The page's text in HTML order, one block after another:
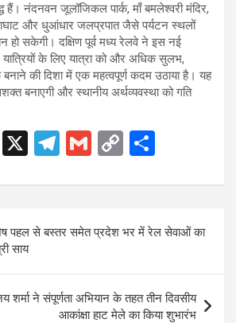
हैं। नंदनवन जूलॉजिकल पार्क, माँ बमलेश्वरी मंदिर,
और धुआंधार जलप्रपात जैसे पर्यटन स्थलों
सकेगी। दक्षिण पूर्व मध्य रेलवे ने इस नई
के लिए यात्रा को और अधिक सुलभ,
की दिशा में एक महत्वपूर्ण कदम उठाया है। यह
बनाएगी और स्थानीय अर्थव्यवस्था को गति
W X
T
e
gr
a
m
G
ail
C
py
Li
n
k
ar
पहल से बस्तर समेत प्रदेश भर में रेल सेवाओं का
साय
शर्मा ने संपूर्णता अभियान के तहत तीन दिवसीय
आकांक्षा हाट मेले का किया शुभारंभ